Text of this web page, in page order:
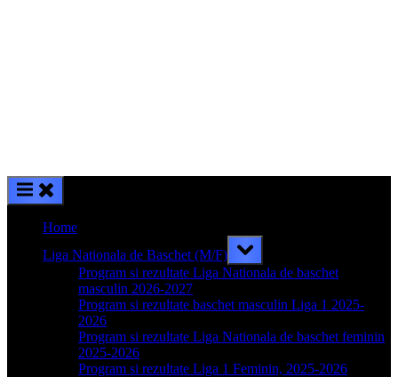
Home
Liga Nationala de Baschet (M/F)
Toggle
sub-
menu
Program si rezultate Liga Nationala de baschet
masculin 2026-2027
Program si rezultate baschet masculin Liga 1 2025-
2026
Program si rezultate Liga Nationala de baschet feminin
2025-2026
Program si rezultate Liga 1 Feminin, 2025-2026